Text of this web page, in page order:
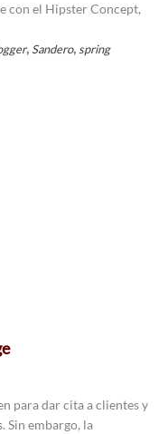
con el Hipster Concept,
, Sandero, spring
para dar cita a clientes y
Sin embargo, la